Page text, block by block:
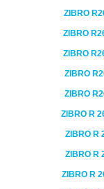
ZIBRO
ZIBRO
ZIBRO
ZIBRO
ZIBRO
ZIBRO R
ZIBRO R
ZIBRO R
ZIBRO R